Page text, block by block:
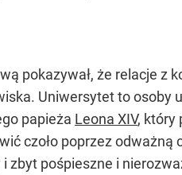
pokazywał, że relacje
Uniwersytet to
papieża Leona XIV, który
czoło poprzez
zbyt pośpieszne i